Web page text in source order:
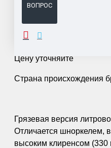
ВОПРОС
ОПИСАНИЕ
Цену уточняйте
Страна происхождения
Грязевая версия
Отличается шноркелем,
высоким клиренсом (330